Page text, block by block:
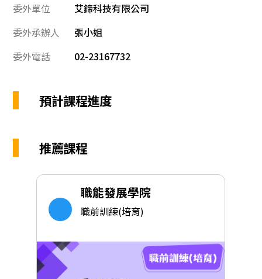
委外單位
艾鍗科技有限公司
委外承辦人
張小姐
委外電話
02-23167732
預計課程進度
推薦課程
職能發展學院
職前訓練(培育)